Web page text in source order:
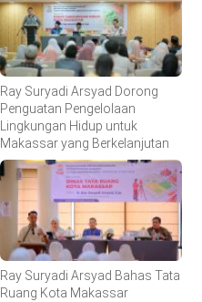
Ray Suryadi Arsyad Dorong
Penguatan Pengelolaan
Lingkungan Hidup untuk
Makassar yang Berkelanjutan
Ray Suryadi Arsyad Bahas Tata
Ruang Kota Makassar